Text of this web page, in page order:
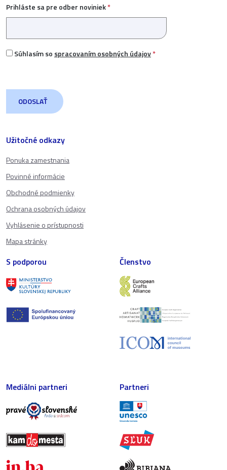
Užitočné odkazy
Ponuka zamestnania
Povinné informácie
Obchodné podmienky
Ochrana osobných údajov
Vyhlásenie o prístupnosti
Mapa stránky
Prihláste sa pre odber noviniek*
Súhlasím so spracovaním osobných údajov*
S podporou Členstvo
Mediálni partneri Partneri